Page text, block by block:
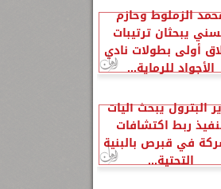
الزملوط وحازم
يبحثان ترتيبات
أولى بطولات نادي
الأجواد للرماية...
البترول يبحث آليات
ربط اكتشافات
في قبرص بالبنية
التحتية...